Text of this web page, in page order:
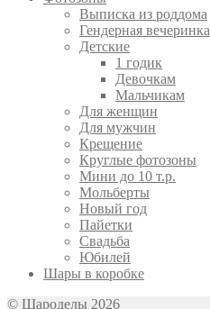
Выписка из роддома
Гендерная вечеринка
Детские
1 годик
Девочкам
Мальчикам
Для женщин
Для мужчин
Крещение
Круглые фотозоны
Мини до 10 т.р.
Мольберты
Новый год
Пайетки
Свадьба
Юбилей
Шары в коробке
© Шароделы 2026